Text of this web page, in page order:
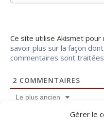
Gérer le
Ce site utilise Akismet
savoir plus sur la façon
commentaires sont traitées
2 COMMENTAIRES
Le plus ancien